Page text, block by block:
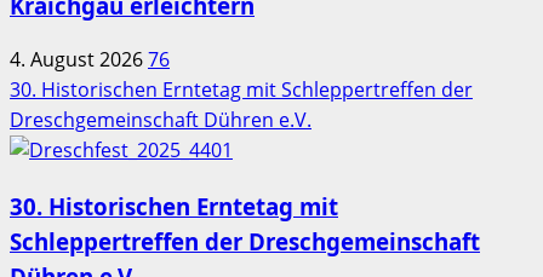
4. August 202676
30. Historischen Erntetag mit Schleppertreffen der
Dreschgemeinschaft Dühren e.V.
30. Historischen Erntetag mit
Schleppertreffen der Dreschgemeinschaft